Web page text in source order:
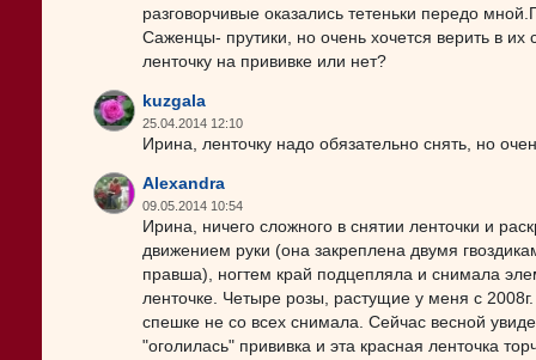
разговорчивые оказались тетеньки передо
Саженцы- прутики, но очень хочется верить в
ленточку на прививке или нет?
kuzgala
25.04.2014 12:10
Ирина, ленточку надо обязательно снять, но
Alexandra
09.05.2014 10:54
Ирина, ничего сложного в снятии ленточки и
движением руки (она закреплена двумя
правша), ногтем край подцепляла и снимала
ленточке. Четыре розы, растущие у меня с
спешке не со всех снимала. Сейчас весной
"оголилась" прививка и эта красная ленточка